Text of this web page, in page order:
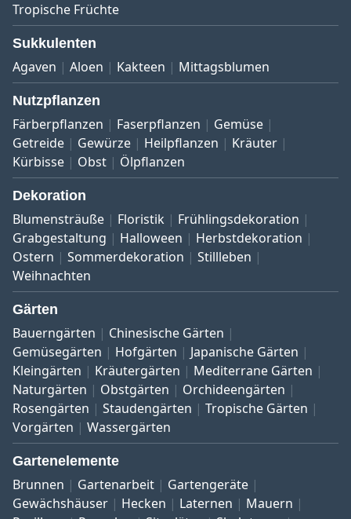
Tropische Früchte
Sukkulenten
Agaven Aloen Kakteen Mittagsblumen
Nutzpflanzen
Färberpflanzen Faserpflanzen
Gemüse
Getreide
Gewürze Heilpflanzen
Kräuter
Kürbisse
Obst Ölpflanzen
Dekoration
Blumensträuße Floristik
Frühlingsdekoration
Grabgestaltung
Halloween
Herbstdekoration
Ostern
Sommerdekoration
Stillleben
Weihnachten
Gärten
Bauerngärten
Chinesische Gärten
Gemüsegärten
Hofgärten
Japanische Gärten
Kleingärten
Kräutergärten
Mediterrane Gärten
Naturgärten
Obstgärten
Orchideengärten
Rosengärten
Staudengärten
Tropische Gärten
Vorgärten
Wassergärten
Gartenelemente
Brunnen Gartenarbeit
Gartengeräte
Gewächshäuser
Hecken Laternen
Mauern